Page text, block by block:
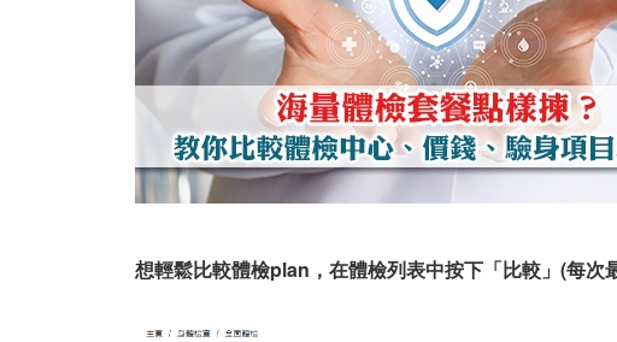
想輕鬆比較體檢plan，在體檢列表中按下「比較」(每次